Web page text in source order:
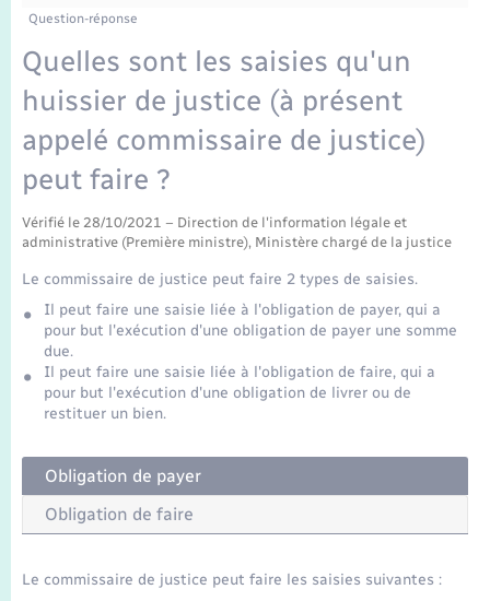
Etat-civil - Papiers - Citoyenneté
Mariage – PACS
Parrainage civil
Recensement
Logement - Urbanisme
Loisirs
Nouvel habitant
Numérique
Organisation d’événement
Seniors
Transports scolaires
Travaux - Autorisation d’occupation de l’espace
Compétences
Plan interactif
Présentation de la commune
Publications
La Communauté de communes
Question-réponse
Quelles sont les saisies qu'un
huissier de justice (à présent
appelé commissaire de justice)
peut faire ?
Vérifié le 28/10/2021 – Direction de l'information légale et
administrative (Première ministre), Ministère chargé de la justice
Le commissaire de justice peut faire 2 types de saisies.
Il peut faire une saisie liée à l'obligation de payer, qui a
pour but l'exécution d'une obligation de payer une somme
due.
Il peut faire une saisie liée à l'obligation de faire, qui a
pour but l'exécution d'une obligation de livrer ou de
restituer un bien.
Obligation de payer
Obligation de faire
Le commissaire de justice peut faire les saisies suivantes :